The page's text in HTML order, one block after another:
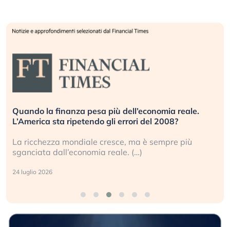
Quando la finanza pesa più dell’economia reale.
L’America sta ripetendo gli errori del 2008?
La ricchezza mondiale cresce, ma è sempre più
sganciata dall’economia reale. (…)
24 luglio 2026